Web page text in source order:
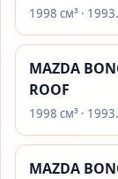
1998 см³ ·
MAZDA
ROOF
1998 см³ ·
MAZDA